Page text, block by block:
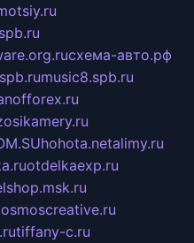
схема-авто.рф
music8.spb.ru
hohota.netalimy.ru
otdelkaexp.ru
tiffany-c.ru